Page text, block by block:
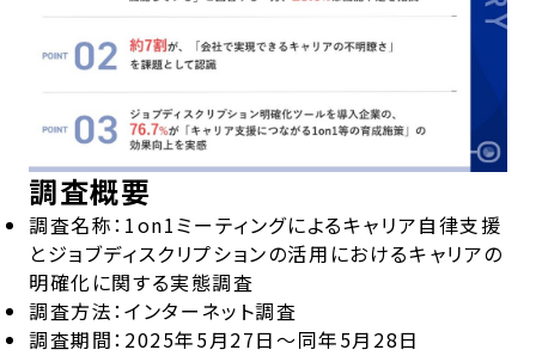
調査概要
調査名称：1on1ミーティングによるキャリア自律支援
とジョブディスクリプションの活用におけるキャリアの
明確化に関する実態調査
調査方法：インターネット調査
調査期間：2025年5月27日〜同年5月28日